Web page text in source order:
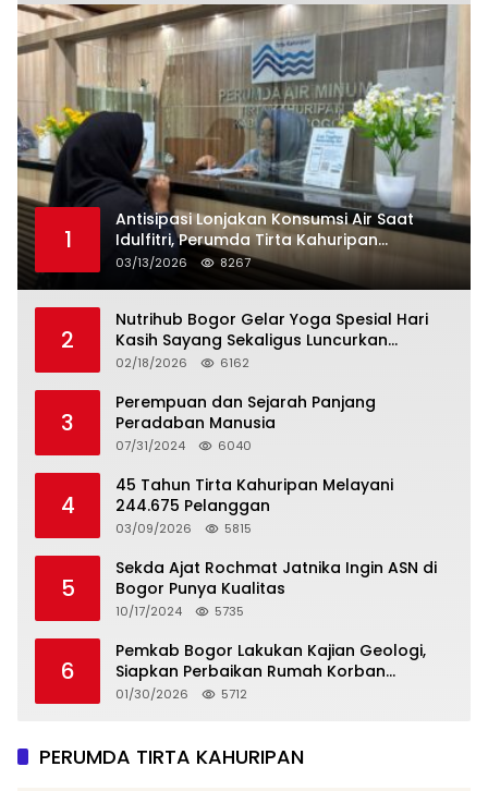
1
Antisipasi Lonjakan Konsumsi Air Saat
Idulfitri, Perumda Tirta Kahuripan
Berlakukan Status Siaga Lebaran
03/13/2026 8267
2
Nutrihub Bogor Gelar Yoga Spesial Hari
Kasih Sayang Sekaligus Luncurkan
Tropicana Slim Beras Porang Golden Ube
02/18/2026 6162
3
Perempuan dan Sejarah Panjang
Peradaban Manusia
07/31/2024 6040
4
45 Tahun Tirta Kahuripan Melayani
244.675 Pelanggan
03/09/2026 5815
5
Sekda Ajat Rochmat Jatnika Ingin ASN di
Bogor Punya Kualitas
10/17/2024 5735
6
Pemkab Bogor Lakukan Kajian Geologi,
Siapkan Perbaikan Rumah Korban
Pergeseran Tanah
01/30/2026 5712
PERUMDA TIRTA KAHURIPAN